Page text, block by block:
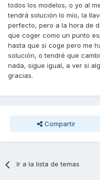
todos los modelos, o yo al
tendrá solución lo mío, la
perfecto, pero a la hora de
que coger como un punto
hasta que si coge pero me
solución, o tendré que
nada, sigue igual, a ver si
gracias.
Compartir
Ir a la lista de temas